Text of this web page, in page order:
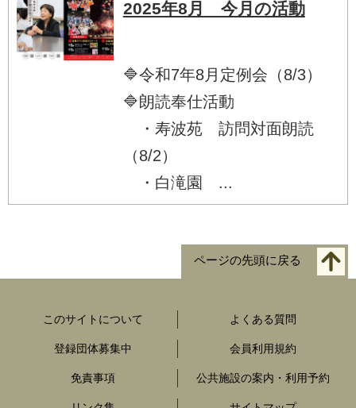
2025年8月 今月の活動
🔷令和7年8月定例会（8/3）
🔷朗読奉仕活動
・寿波苑 訪問対面朗読
（8/2）
・白滝園 ...
ページの先頭に戻る
このサイトについて よくある質問
登録団体募集中 会員利用規約
免責事項 公共施設の案内・利用予約